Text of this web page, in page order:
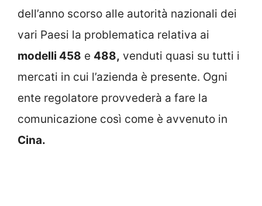
dell’anno scorso alle autorità nazionali dei
vari Paesi la problematica relativa ai
modelli 458 e 488, venduti quasi su tutti i
mercati in cui l’azienda è presente. Ogni
ente regolatore provvederà a fare la
comunicazione così come è avvenuto in
Cina.